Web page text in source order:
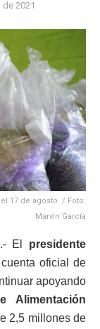
de 2021
17 de agosto. / Foto:
Marvin García
El presidente
oficial de
apoyando
Alimentación
2,5 millones de